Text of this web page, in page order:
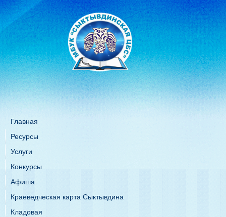
Главная
Ресурсы
Услуги
Конкурсы
Афиша
Краеведческая карта Сыктывдина
Кладовая